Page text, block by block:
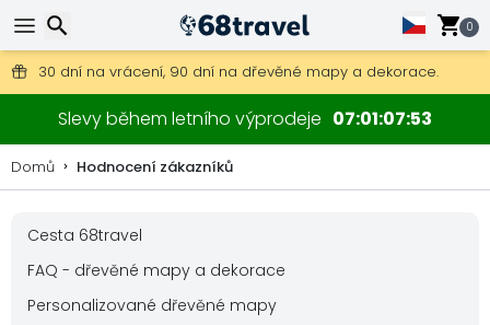
0
Poštovné zdarma na objednávky nad 1 900 Kč.
30 dní na vrácení, 90 dní na dřevěné mapy a dekorace.
Slevy během letního výprodeje 07 01 07 53
Domů Hodnocení zákazníků
Cesta 68travel
FAQ - dřevěné mapy a dekorace
Personalizované dřevěné mapy
Hledat